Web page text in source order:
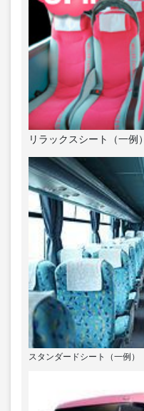
リラックスシート（一例）
スタンダードシート（一例）